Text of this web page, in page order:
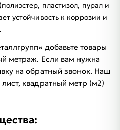
пластизол, пурал и
устойчивость к коррозии и
добавьте товары
метраж. Если вам нужна
на обратный звонок. Наш
квадратный метр (м2)